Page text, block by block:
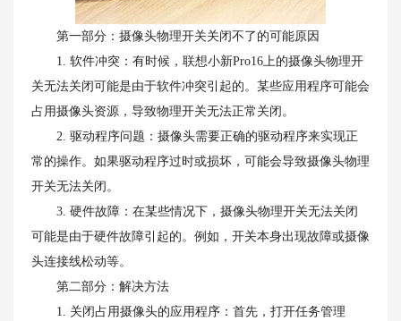
第一部分：摄像头物理开关关闭不了的可能原因
1. 软件冲突：有时候，联想小新Pro16上的摄像头物理开
关无法关闭可能是由于软件冲突引起的。某些应用程序可能会
占用摄像头资源，导致物理开关无法正常关闭。
2. 驱动程序问题：摄像头需要正确的驱动程序来实现正
常的操作。如果驱动程序过时或损坏，可能会导致摄像头物理
开关无法关闭。
3. 硬件故障：在某些情况下，摄像头物理开关无法关闭
可能是由于硬件故障引起的。例如，开关本身出现故障或摄像
头连接线松动等。
第二部分：解决方法
1. 关闭占用摄像头的应用程序：首先，打开任务管理